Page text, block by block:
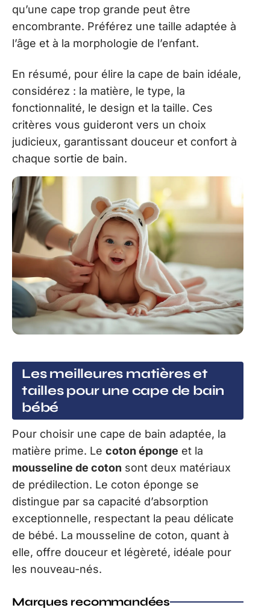
qu’une cape trop grande peut être
encombrante. Préférez une taille adaptée à
l’âge et à la morphologie de l’enfant.
En résumé, pour élire la cape de bain idéale,
considérez : la matière, le type, la
fonctionnalité, le design et la taille. Ces
critères vous guideront vers un choix
judicieux, garantissant douceur et confort à
chaque sortie de bain.
Les meilleures matières et
tailles pour une cape de bain
bébé
Pour choisir une cape de bain adaptée, la
matière prime. Le coton éponge et la
mousseline de coton sont deux matériaux
de prédilection. Le coton éponge se
distingue par sa capacité d’absorption
exceptionnelle, respectant la peau délicate
de bébé. La mousseline de coton, quant à
elle, offre douceur et légèreté, idéale pour
les nouveau-nés.
Marques recommandées